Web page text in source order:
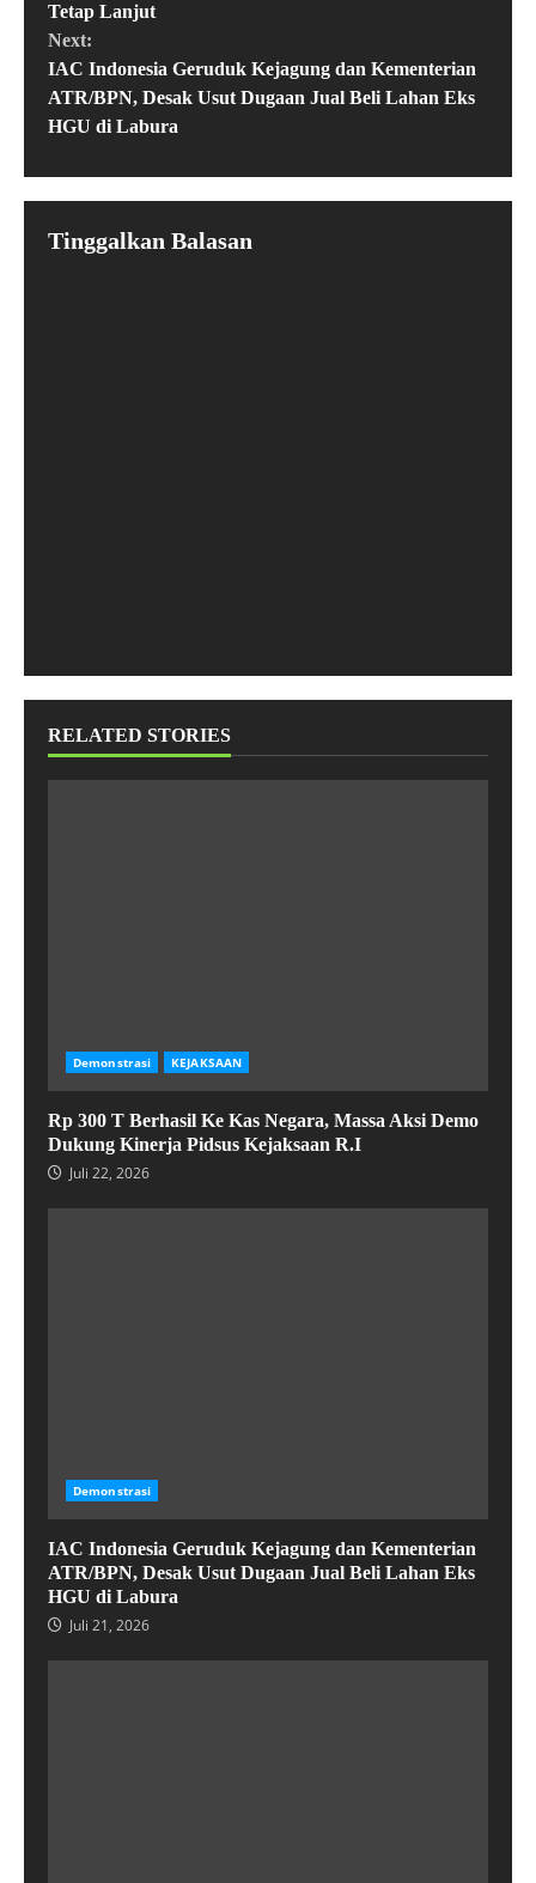
Tetap Lanjut
Next:
IAC Indonesia Geruduk Kejagung dan Kementerian
ATR/BPN, Desak Usut Dugaan Jual Beli Lahan Eks
HGU di Labura
Tinggalkan Balasan
RELATED STORIES
Demonstrasi KEJAKSAAN
Rp 300 T Berhasil Ke Kas Negara, Massa Aksi Demo
Dukung Kinerja Pidsus Kejaksaan R.I
Juli 22, 2026
Demonstrasi
IAC Indonesia Geruduk Kejagung dan Kementerian
ATR/BPN, Desak Usut Dugaan Jual Beli Lahan Eks
HGU di Labura
Juli 21, 2026